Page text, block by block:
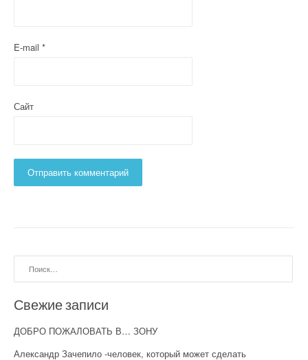
E-mail *
Сайт
Свежие записи
ДОБРО ПОЖАЛОВАТЬ В… ЗОНУ
Александр Зачепило -человек, который может сделать